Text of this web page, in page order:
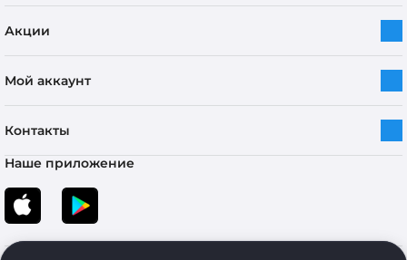
Акции
Мой аккаунт
Контакты
Наше приложение